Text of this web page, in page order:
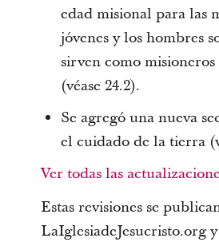
edad misional para las
jóvenes y los hombres
sirven como misioneros
(véase 24.2).
Se agregó una nueva
el cuidado de la tierra
Ver todas las
Estas revisiones se
LaIglesiadeJesucristo.org